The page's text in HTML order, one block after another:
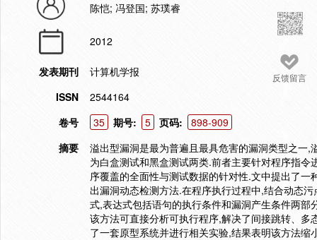
反馈留言
陈恺; 冯登国; 苏璞睿
2012
发表期刊
计算机学报
ISSN
2544164
卷号
35 期号: 5 页码:
898-909
摘要
溢出型漏洞是最为普遍且最具危害的漏洞类型之一
为白盒测试和黑盒测试两类.前者主要针对程序指
序覆盖的全面性与测试数据的针对性.文中提出了
出漏洞动态检测方法.在程序执行过程中,结合动态
式,表达式包括语句的执行条件和漏洞产生条件两
该方法可直接分析可执行程序,解决了间接跳转、
了一套原型系统并进行相关实验,结果表明该方法缩